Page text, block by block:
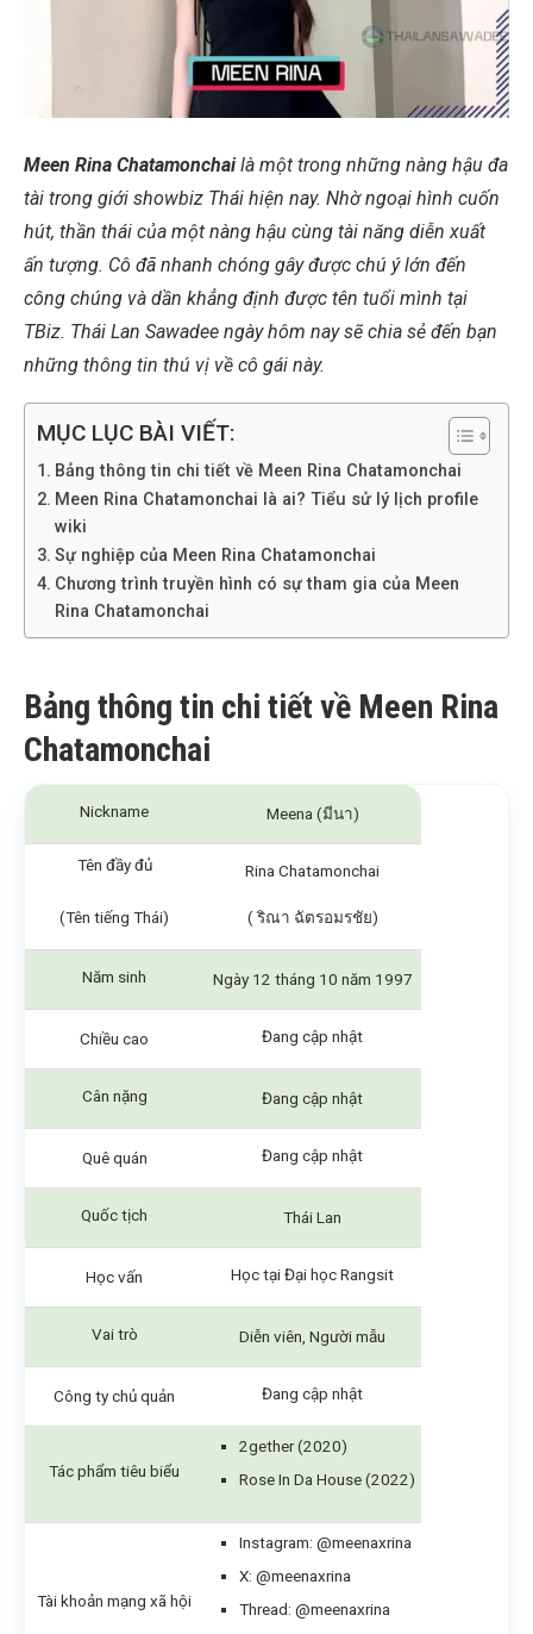
Meen Rina Chatamonchailà một trong những nàng hậu đa
tài trong giới showbiz Thái hiện nay. Nhờ ngoại hình cuốn
hút, thần thái của một nàng hậu cùng tài năng diễn xuất
ấn tượng. Cô đã nhanh chóng gây được chú ý lớn đến
công chúng và dần khẳng định được tên tuổi mình tại
TBiz. Thái Lan Sawadee ngày hôm nay sẽ chia sẻ đến bạn
những thông tin thú vị về cô gái này.
MỤC LỤC BÀI VIẾT:
Bảng thông tin chi tiết về Meen Rina Chatamonchai
Meen Rina Chatamonchai là ai? Tiểu sử lý lịch profile
wiki
Sự nghiệp của Meen Rina Chatamonchai
Chương trình truyền hình có sự tham gia của Meen
Rina Chatamonchai
Bảng thông tin chi tiết về Meen Rina
Chatamonchai
Nickname Meena (มีนา)
Tên đầy đủ
(Tên tiếng Thái)
Rina Chatamonchai
( ริณา ฉัตรอมรชัย)
Năm sinh Ngày 12 tháng 10 năm 1997
Chiều cao Đang cập nhật
Cân nặng Đang cập nhật
Quê quán Đang cập nhật
Quốc tịch Thái Lan
Học vấn Học tại Đại học Rangsit
Vai trò Diễn viên, Người mẫu
Công ty chủ quản Đang cập nhật
Tác phẩm tiêu biểu
2gether(2020)
Rose In Da House (2022)
Tài khoản mạng xã hội
Instagram: @meenaxrina
X: @meenaxrina
Thread: @meenaxrina